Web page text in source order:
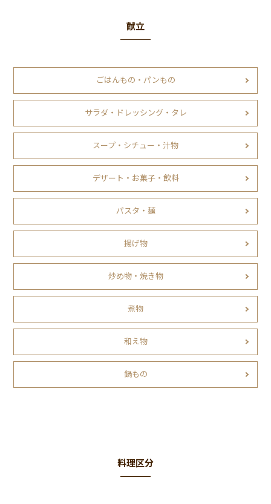
献立
ごはんもの・パンもの
サラダ・ドレッシング・タレ
スープ・シチュー・汁物
デザート・お菓子・飲料
パスタ・麺
揚げ物
炒め物・焼き物
煮物
和え物
鍋もの
料理区分